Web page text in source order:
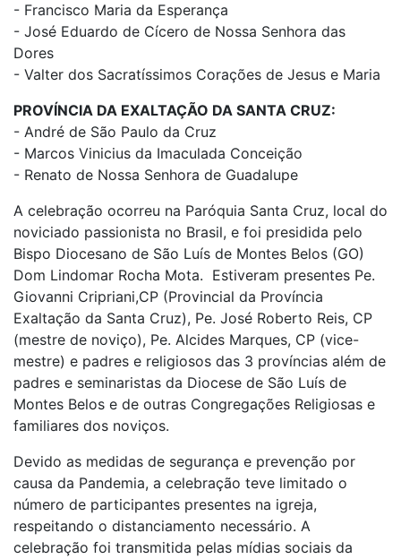
- Francisco Maria da Esperança
- José Eduardo de Cícero de Nossa Senhora das
Dores
- Valter dos Sacratíssimos Corações de Jesus e Maria
PROVÍNCIA DA EXALTAÇÃO DA SANTA CRUZ:
- André de São Paulo da Cruz
- Marcos Vinicius da Imaculada Conceição
- Renato de Nossa Senhora de Guadalupe
A celebração ocorreu na Paróquia Santa Cruz, local do
noviciado passionista no Brasil, e foi presidida pelo
Bispo Diocesano de São Luís de Montes Belos (GO)
Dom Lindomar Rocha Mota. Estiveram presentes Pe.
Giovanni Cripriani,CP (Provincial da Província
Exaltação da Santa Cruz), Pe. José Roberto Reis, CP
(mestre de noviço), Pe. Alcides Marques, CP (vice-
mestre) e padres e religiosos das 3 províncias além de
padres e seminaristas da Diocese de São Luís de
Montes Belos e de outras Congregações Religiosas e
familiares dos noviços.
Devido as medidas de segurança e prevenção por
causa da Pandemia, a celebração teve limitado o
número de participantes presentes na igreja,
respeitando o distanciamento necessário. A
celebração foi transmitida pelas mídias sociais da